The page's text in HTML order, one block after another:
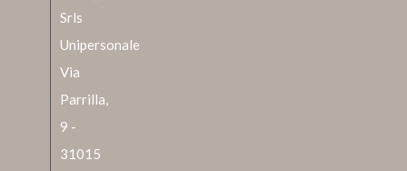
Srls
Unipersonale
Via
Parrilla,
9 -
31015